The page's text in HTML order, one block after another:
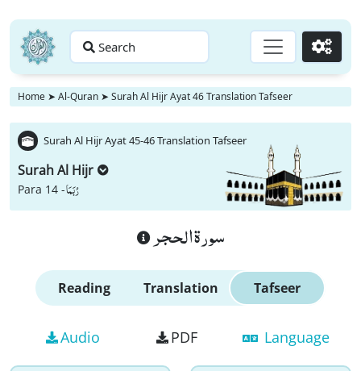
Search Go
Home ➤ Al-Quran ➤ Surah Al Hijr Ayat 46 Translation Tafseer
Surah Al Hijr Ayat 45-46 Translation Tafseer
Surah Al Hijr
Para 14 -رُبَمَا
سورة الحجر
Reading Translation Tafseer
Audio PDF Language